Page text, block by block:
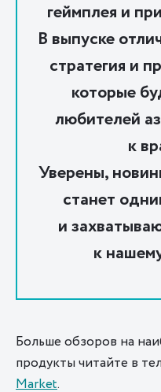
геймплея и
В выпуске
стратегия и
которые
любителей
к
Уверены,
станет
и
к
Больше обзоров на
продукты читайте в
Market.